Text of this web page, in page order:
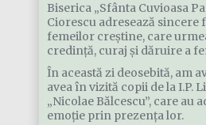
Biserica „Sfânta Cuvioasa
Ciorescu adresează
femeilor creștine, care
credință, curaj și dăruire a
În această zi deosebită, am
avea în vizită copii de la I.P.
„Nicolae Bălcescu”, care au
emoție prin prezența lor.